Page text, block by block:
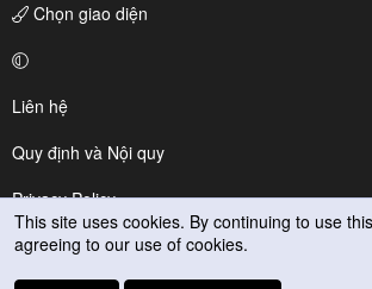
Chọn giao diện
Liên hệ
Quy định và Nội quy
Privacy Policy
Trợ giúp
This site uses cookies. By continuing to use
agreeing to our use of cookies.